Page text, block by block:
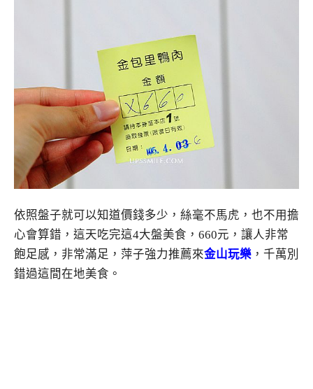
依照盤子就可以知道價錢多少，絲毫不馬虎，也不用擔
心會算錯，這天吃完這4大盤美食，660元，讓人非常
飽足感，非常滿足，萍子強力推薦來金山玩樂 ，千萬別
錯過這間在地美食。